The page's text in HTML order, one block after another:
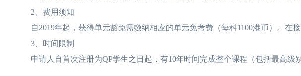
2、费用须知
自2019年起，获得单元豁免需缴纳相应的单元免考费（每科1100港币）。在接
3、时间限制
申请人自首次注册为QP学生之日起，有10年时间完成整个课程（包括最高级别